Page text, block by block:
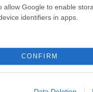
allow Google to enable
identifiers in apps.
CONFIRM
από τη
και τα Δυτικά
σχετικά: «Όταν
χρόνο,